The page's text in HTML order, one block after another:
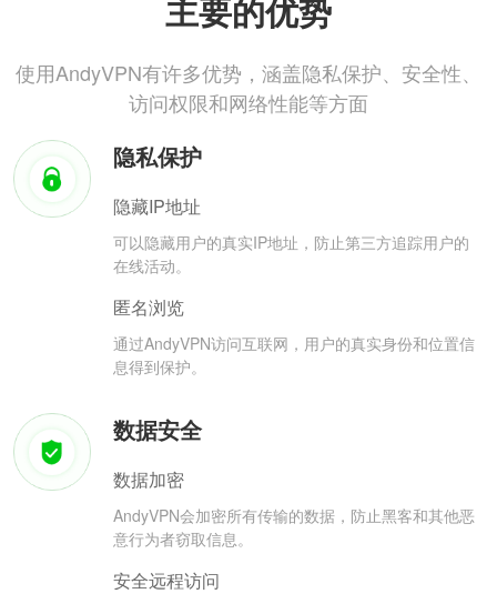
主要的优势
使用AndyVPN有许多优势，涵盖隐私保护、安全性、
访问权限和网络性能等方面
隐私保护
隐藏IP地址
可以隐藏用户的真实IP地址，防止第三方追踪用户的
在线活动。
匿名浏览
通过AndyVPN访问互联网，用户的真实身份和位置信
息得到保护。
数据安全
数据加密
AndyVPN会加密所有传输的数据，防止黑客和其他恶
意行为者窃取信息。
安全远程访问